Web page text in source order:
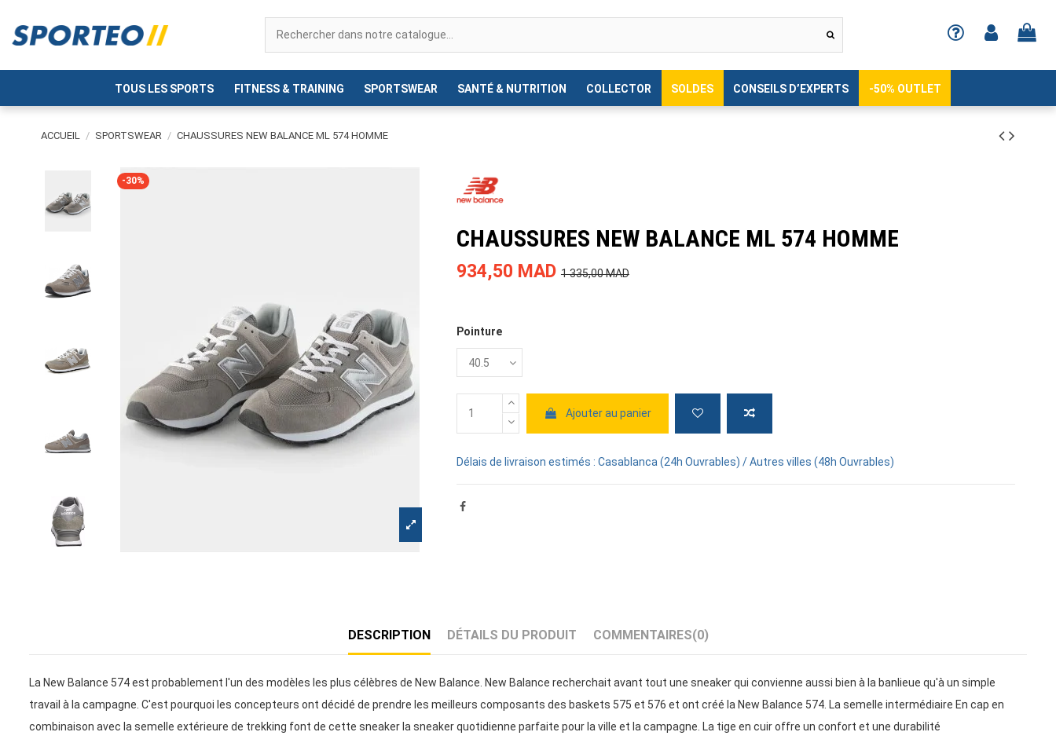
TOUS LES SPORTS FITNESS & TRAINING SPORTSWEAR SANTÉ & NUTRITION COLLECTOR SOLDES CONSEILS D’EXPERTS -50% OUTLET
ACCUEIL SPORTSWEAR CHAUSSURES NEW BALANCE ML 574 HOMME
-30%
CHAUSSURES NEW BALANCE ML 574 HOMME
934,50 MAD 1 335,00 MAD
Pointure
Ajouter au panier
Délais de livraison estimés : Casablanca (24h Ouvrables) / Autres villes (48h Ouvrables)
DESCRIPTION DÉTAILS DU PRODUIT COMMENTAIRES(0)
La New Balance 574 est probablement l'un des modèles les plus célèbres de New Balance. New Balance recherchait avant tout une sneaker qui convienne aussi bien à la banlieue qu'à un simple
travail à la campagne. C'est pourquoi les concepteurs ont décidé de prendre les meilleurs composants des baskets 575 et 576 et ont créé la New Balance 574. La semelle intermédiaire En cap en
combinaison avec la semelle extérieure de trekking font de cette sneaker la sneaker quotidienne parfaite pour la ville et la campagne. La tige en cuir offre un confort et une durabilité